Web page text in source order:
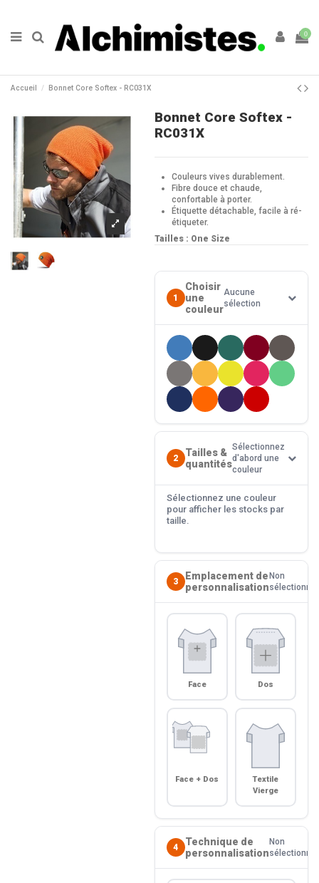
0
Accueil Bonnet Core Softex - RC031X
Bonnet Core Softex -
RC031X
Couleurs vives durablement.
Fibre douce et chaude,
confortable à porter.
Étiquette détachable, facile à ré-
étiqueter.
Tailles : One Size
1
Choisir
une
couleur
Aucune
sélection
2
Tailles &
quantités
Sélectionnez
d'abord une
couleur
Sélectionnez une couleur
pour afficher les stocks par
taille.
3
Emplacement de
personnalisation
Non
sélectionné
Face Dos
Face + Dos
Textile
Vierge
4
Technique de
personnalisation
Non
sélectionné